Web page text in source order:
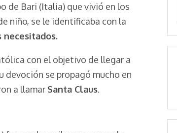
de Bari (Italia) que vivió en los
niño, se le identificaba con la
con el objetivo de llegar a
se propagó mucho en
a llamar Santa Claus.